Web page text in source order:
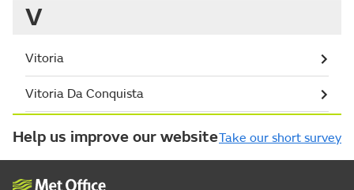
V
Vitoria
Vitoria Da Conquista
Help us improve our websiteTake our short survey